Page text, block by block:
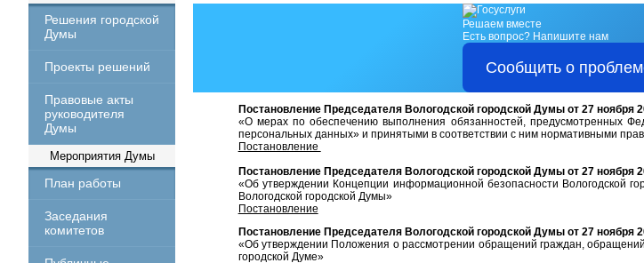
Решения городской
Думы
Проекты решений
Правовые акты
руководителя
Думы
Мероприятия Думы
План работы
Заседания
комитетов
Решаем вместе
Есть вопрос? Напишите нам
Сообщить о
Постановление Председателя Вологодской городской Думы от 27 ноября
«О мерах по обеспечению выполнения обязанностей, предусмотренных
персональных данных» и принятыми в соответствии с ним нормативными
Постановление
Постановление Председателя Вологодской городской Думы от 27 ноября
«Об утверждении Концепции информационной безопасности Вологодской
Вологодской городской Думы»
Постановление
Постановление Председателя Вологодской городской Думы от 27 ноября
«Об утверждении Положения о рассмотрении обращений граждан,
городской Думе»